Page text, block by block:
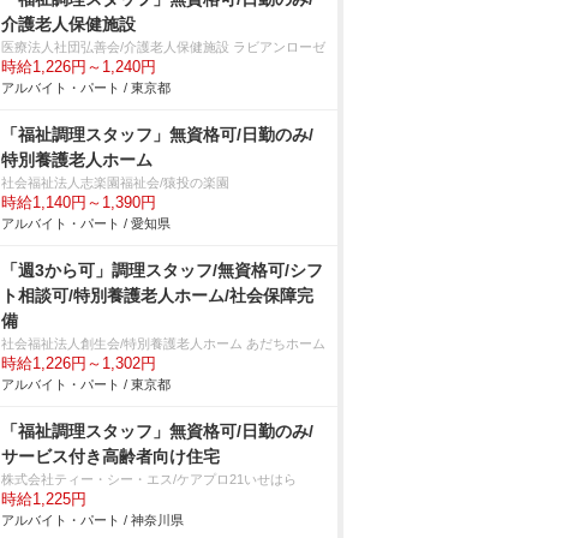
介護老人保健施設
医療法人社団弘善会/介護老人保健施設 ラビアンローゼ
時給1,226円～1,240円
アルバイト・パート / 東京都
「福祉調理スタッフ」無資格可/日勤のみ/
特別養護老人ホーム
社会福祉法人志楽園福祉会/猿投の楽園
時給1,140円～1,390円
アルバイト・パート / 愛知県
「週3から可」調理スタッフ/無資格可/シフ
ト相談可/特別養護老人ホーム/社会保障完
備
社会福祉法人創生会/特別養護老人ホーム あだちホーム
時給1,226円～1,302円
アルバイト・パート / 東京都
「福祉調理スタッフ」無資格可/日勤のみ/
サービス付き高齢者向け住宅
株式会社ティー・シー・エス/ケアプロ21いせはら
時給1,225円
アルバイト・パート / 神奈川県